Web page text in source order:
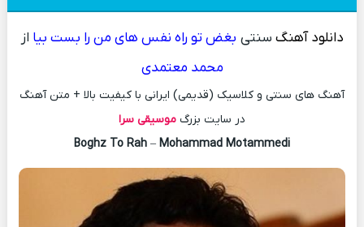
دانلود آهنگ سنتی بغض تو راه نفس های من را بست بیا از
محمد معتمدی
آهنگ های سنتی و کلاسیک (قدیمی) ایرانی با کیفیت بالا + متن آهنگ
در سایت بزرگ موسیقی سرا
Boghz To Rah – Mohammad Motammedi